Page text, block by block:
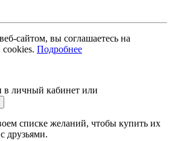
сайтом, вы соглашаетесь на
Подробнее
в личный кабинет или
списке желаний, чтобы купить их
друзьями.